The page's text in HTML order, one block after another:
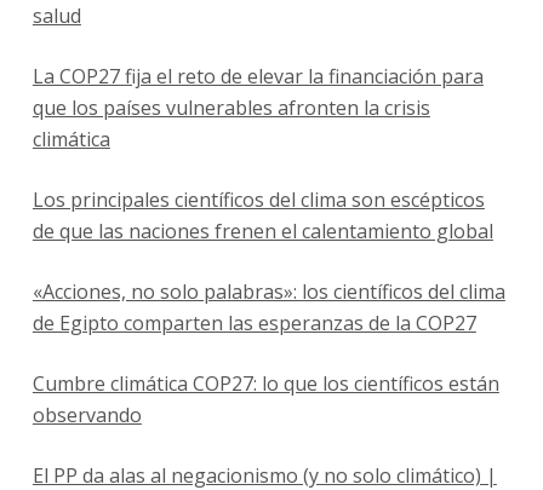
salud
La COP27 fija el reto de elevar la financiación para
que los países vulnerables afronten la crisis
climática
Los principales científicos del clima son escépticos
de que las naciones frenen el calentamiento global
«Acciones, no solo palabras»: los científicos del clima
de Egipto comparten las esperanzas de la COP27
Cumbre climática COP27: lo que los científicos están
observando
El PP da alas al negacionismo (y no solo climático) |